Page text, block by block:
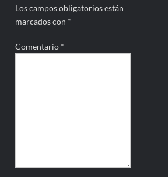
Los campos obligatorios están
marcados con *
Comentario *